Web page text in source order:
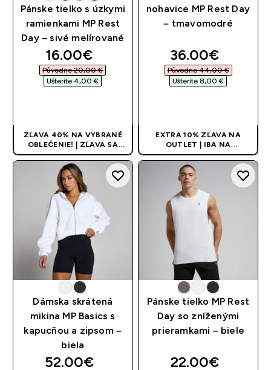
Pánske tielko s úzkymi
ramienkami MP Rest
Day – sivé melírované
discounted price
16.00€‎
Původne 20,00 €‎
Ušteríte 4,00 €‎
ZĽAVA 40% NA VYBRANÉ
OBLEČENIE! | ZĽAVA SA
APLIKUJE AUTOMATICKY
nohavice MP Rest Day
– tmavomodré
discounted
36.00€‎
Původne 44,00 €‎
Ušteríte 8,00 €‎
EXTRA 10% ZĽAVA NA
OUTLET | IBA NA
OBMEDZENÚ DOBU
Dámska skrátená
mikina MP Basics s
kapucňou a zipsom –
biela
52.00€‎
Pánske tielko MP Rest
Day so zníženými
prieramkami – biele
22.00€‎